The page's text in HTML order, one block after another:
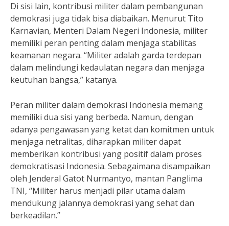
Di sisi lain, kontribusi militer dalam pembangunan
demokrasi juga tidak bisa diabaikan. Menurut Tito
Karnavian, Menteri Dalam Negeri Indonesia, militer
memiliki peran penting dalam menjaga stabilitas
keamanan negara. “Militer adalah garda terdepan
dalam melindungi kedaulatan negara dan menjaga
keutuhan bangsa,” katanya.
Peran militer dalam demokrasi Indonesia memang
memiliki dua sisi yang berbeda. Namun, dengan
adanya pengawasan yang ketat dan komitmen untuk
menjaga netralitas, diharapkan militer dapat
memberikan kontribusi yang positif dalam proses
demokratisasi Indonesia. Sebagaimana disampaikan
oleh Jenderal Gatot Nurmantyo, mantan Panglima
TNI, “Militer harus menjadi pilar utama dalam
mendukung jalannya demokrasi yang sehat dan
berkeadilan.”